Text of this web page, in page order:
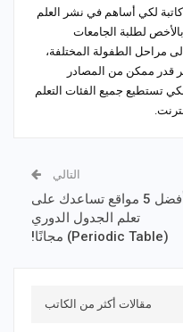
لكي أساهم في نشر العلم
لطلبة الجامعات
مراحل الطفولة المختلفة،
قدر ممكن من المصادر
لكي تستطيع جميع الفئات التعلم
التالي
أفضل 5 مواقع تساعدك على
تعلم الجدول الدوري
(Periodic Table) مجانًا!
مقالات أكثر من الكاتب